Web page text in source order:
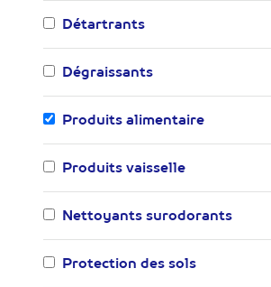
Détartrants
Dégraissants
Produits alimentaire
Produits vaisselle
Nettoyants surodorants
Protection des sols